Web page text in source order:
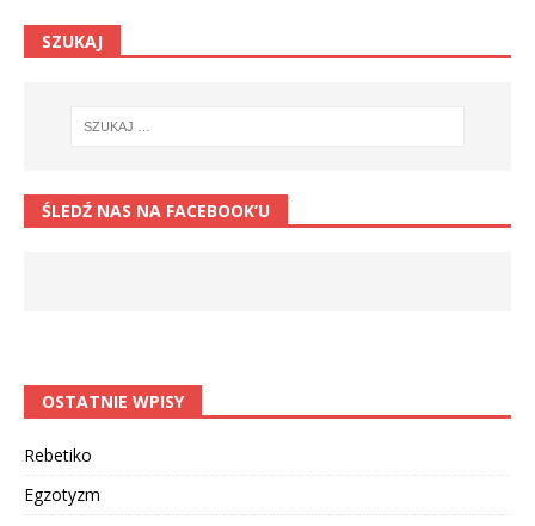
SZUKAJ
ŚLEDŹ NAS NA FACEBOOK’U
OSTATNIE WPISY
Rebetiko
Egzotyzm